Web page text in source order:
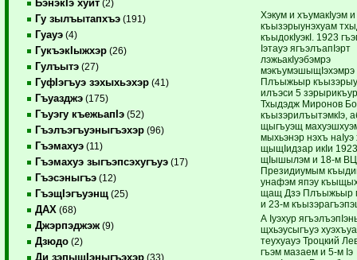
БэнэкIэ хуит (2)
Гу зылъытапхъэ (191)
Гуауэ (4)
ГукъэкIыжхэр (26)
Гулъытэ (27)
ГуфIэгъуэ зэхыхьэхэр (41)
Гъуазджэ (175)
Гъуэгу къежьапIэ (52)
Гъэлъэгъуэныгъэхэр (96)
Гъэмахуэ (11)
Гъэмахуэ зыгъэпсэхугъуэ (17)
Гъэсэныгъэ (12)
ГъэщIэгъуэнщ (25)
ДАХ (68)
Джэрпэджэж (9)
Дзюдо (2)
Ди зэпыщIэныгъэхэр (33)
Хэкум и хъумакIуэм
къызэрыунэхуам
къыдокIуэкI. 1923
Iэтауэ ягъэлъапIэрт
лэжьакIуэбэмрэ
мэкъумэшыщIэхэмрэ
Плъыжьыр
илъэси 5
Тхыдэдж Миронов
къызэрилъытэмкIэ,
щыгъуэщ
мыхьэнэр нэхъ наIуэ
щыщIидзар икIи
щIышылэм и 18-м
Президиумым
унафэм япэу
щащ Дзэ Плъыжьыр
и 23-м
А Iуэхур
щхьэусыгъуэ
теухуауэ Троцкий
гъэм мазаем и 5-м Iэ